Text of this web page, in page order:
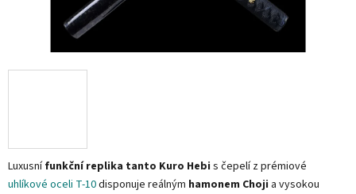
Luxusnífunkční replika tanto Kuro Hebi s čepelí z prémiové
uhlíkové oceli T-10disponuje reálným hamonem Choji a vysokou